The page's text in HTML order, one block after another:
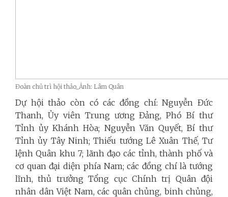
Đoàn chủ trì hội thảo_Ảnh: Lâm Quân
Dự hội thảo còn có các đồng chí: Nguyễn Đức
Thanh, Ủy viên Trung ương Đảng, Phó Bí thư
Tỉnh ủy Khánh Hòa; Nguyễn Văn Quyết, Bí thư
Tỉnh ủy Tây Ninh; Thiếu tướng Lê Xuân Thế, Tư
lệnh Quân khu 7; lãnh đạo các tỉnh, thành phố và
cơ quan đại diện phía Nam; các đồng chí là tướng
lĩnh, thủ trưởng Tổng cục Chính trị Quân đội
nhân dân Việt Nam, các quân chủng, binh chủng,